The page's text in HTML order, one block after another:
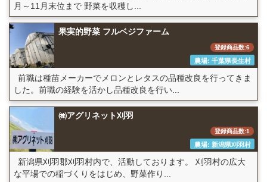
月～11月末位まで 野菜を収穫し...
果実的野菜 フルベジファーム
登録商品数:6
農場: 千葉県長生村
前職は種苗メーカーでメロンとレタスの品種改良を行ってきま
した。前職の経験を活かし品種改良を行い...
㈱アグリネット刈羽
登録商品数:1
農場: 新潟県刈羽村
新潟県刈羽郡刈羽村内で、活動しております。 刈羽村の広大
な平場での稲づくりをはじめ、野菜作り...